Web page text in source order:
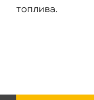
топлива.